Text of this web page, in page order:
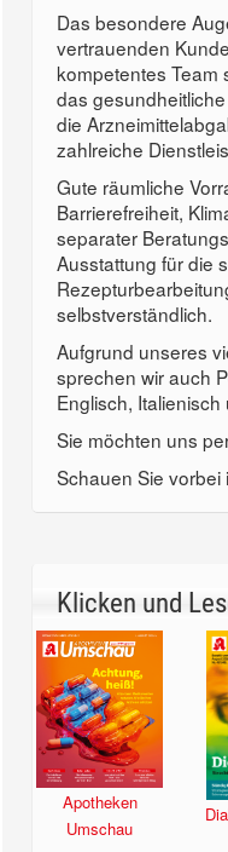
Das besondere
vertrauenden
kompetentes Team
das
die
zahlreiche
Gute räumliche
Barrierefreiheit,
separater
Ausstattung für die
selbstverständlich.
Aufgrund unseres
sprechen wir auch
Englisch,
Sie möchten uns
Schauen Sie
Klicken und
Apotheken
Umschau